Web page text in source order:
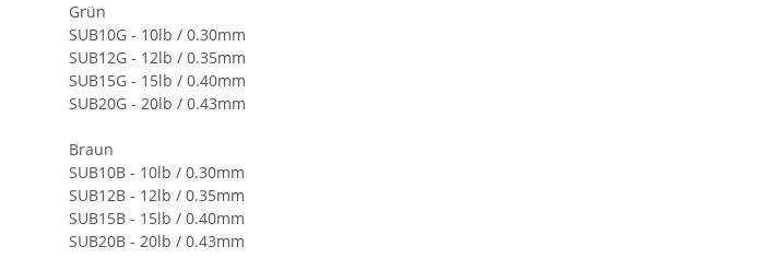
Grün
SUB10G - 10lb / 0.30mm
SUB12G - 12lb / 0.35mm
SUB15G - 15lb / 0.40mm
SUB20G - 20lb / 0.43mm
Braun
SUB10B - 10lb / 0.30mm
SUB12B - 12lb / 0.35mm
SUB15B - 15lb / 0.40mm
SUB20B - 20lb / 0.43mm